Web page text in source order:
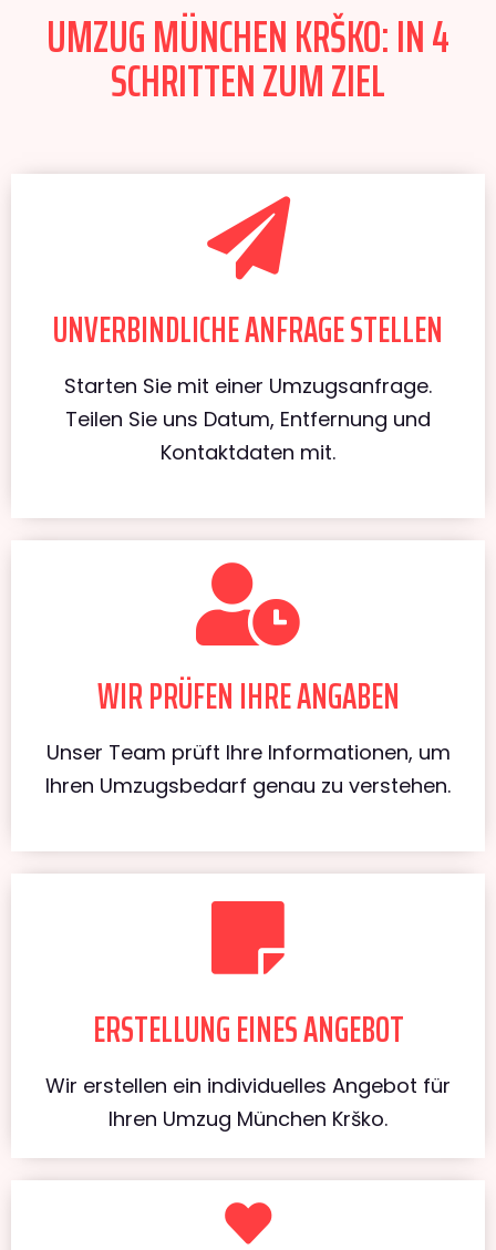
UMZUG MÜNCHEN KRŠKO: IN 4
SCHRITTEN ZUM ZIEL
UNVERBINDLICHE ANFRAGE STELLEN
Starten Sie mit einer Umzugsanfrage.
Teilen Sie uns Datum, Entfernung und
Kontaktdaten mit.
WIR PRÜFEN IHRE ANGABEN
Unser Team prüft Ihre Informationen, um
Ihren Umzugsbedarf genau zu verstehen.
ERSTELLUNG EINES ANGEBOT
Wir erstellen ein individuelles Angebot für
Ihren Umzug München Krško.